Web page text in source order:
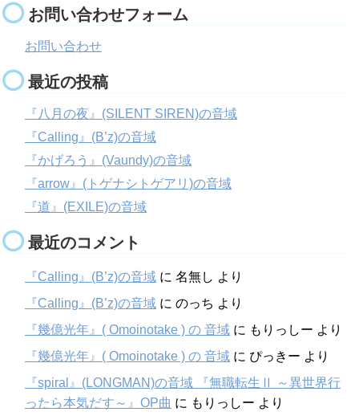
お問い合わせフォーム
お問い合わせ
最近の投稿
『八月の夜』(SILENT SIREN)の音域
『Calling』(B’z)の音域
『かげろう』(Vaundy)の音域
『arrow』(トゲナシトゲアリ)の音域
『道』(EXILE)の音域
最近のコメント
『Calling』(B’z)の音域 に 名無し より
『Calling』(B’z)の音域 に のっち より
『幾億光年』( Omoinotake ) の 音域 に もりっしー より
『幾億光年』( Omoinotake ) の 音域 に ぴっきー より
『spiral』(LONGMAN)の音域 『無職転生Ⅱ ～異世界行
ったら本気だす～』OP曲 に もりっしー より